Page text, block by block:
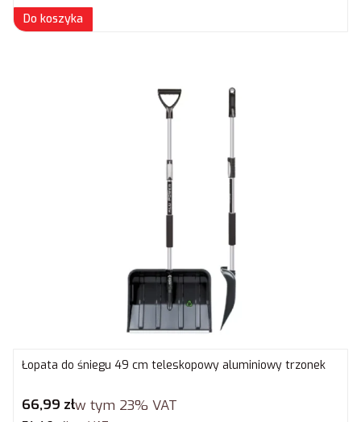
Do koszyka
Łopata do śniegu 49 cm teleskopowy aluminiowy trzonek
Cena brutto
66,99 złw tym 23% VAT